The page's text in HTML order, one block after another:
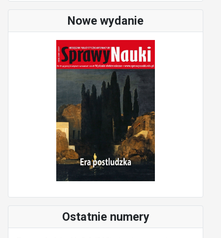
Nowe wydanie
Ostatnie numery